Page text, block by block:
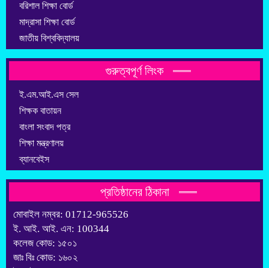
বরিশাল শিক্ষা বোর্ড
মাদ্রাসা শিক্ষা বোর্ড
জাতীয় বিশ্ববিদ্যালয়
গুরুত্বপূর্ণ লিংক
ই.এম.আই.এস সেল
শিক্ষক বাতায়ন
বাংলা সংবাদ পত্র
শিক্ষা মন্ত্রণালয়
ব্যানবেইস
প্রতিষ্ঠানের ঠিকানা
মোবাইল নম্বর: 01712-965526
ই. আই. আই. এন: 100344
কলেজ কোড: ১৫০১
জাঃ বিঃ কোড: ১৬০২